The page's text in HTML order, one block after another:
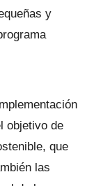
y
objetivo de
que
las